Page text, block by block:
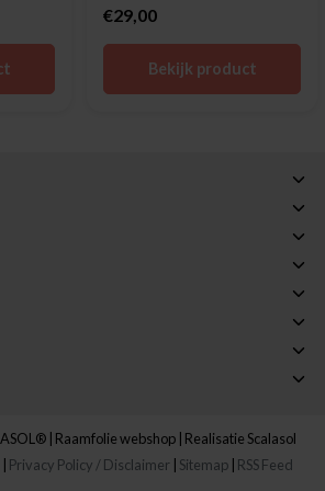
€29,00
Bekijk product
| Raamfolie webshop | Realisatie Scalasol
Privacy Policy / Disclaimer Sitemap RSS Feed